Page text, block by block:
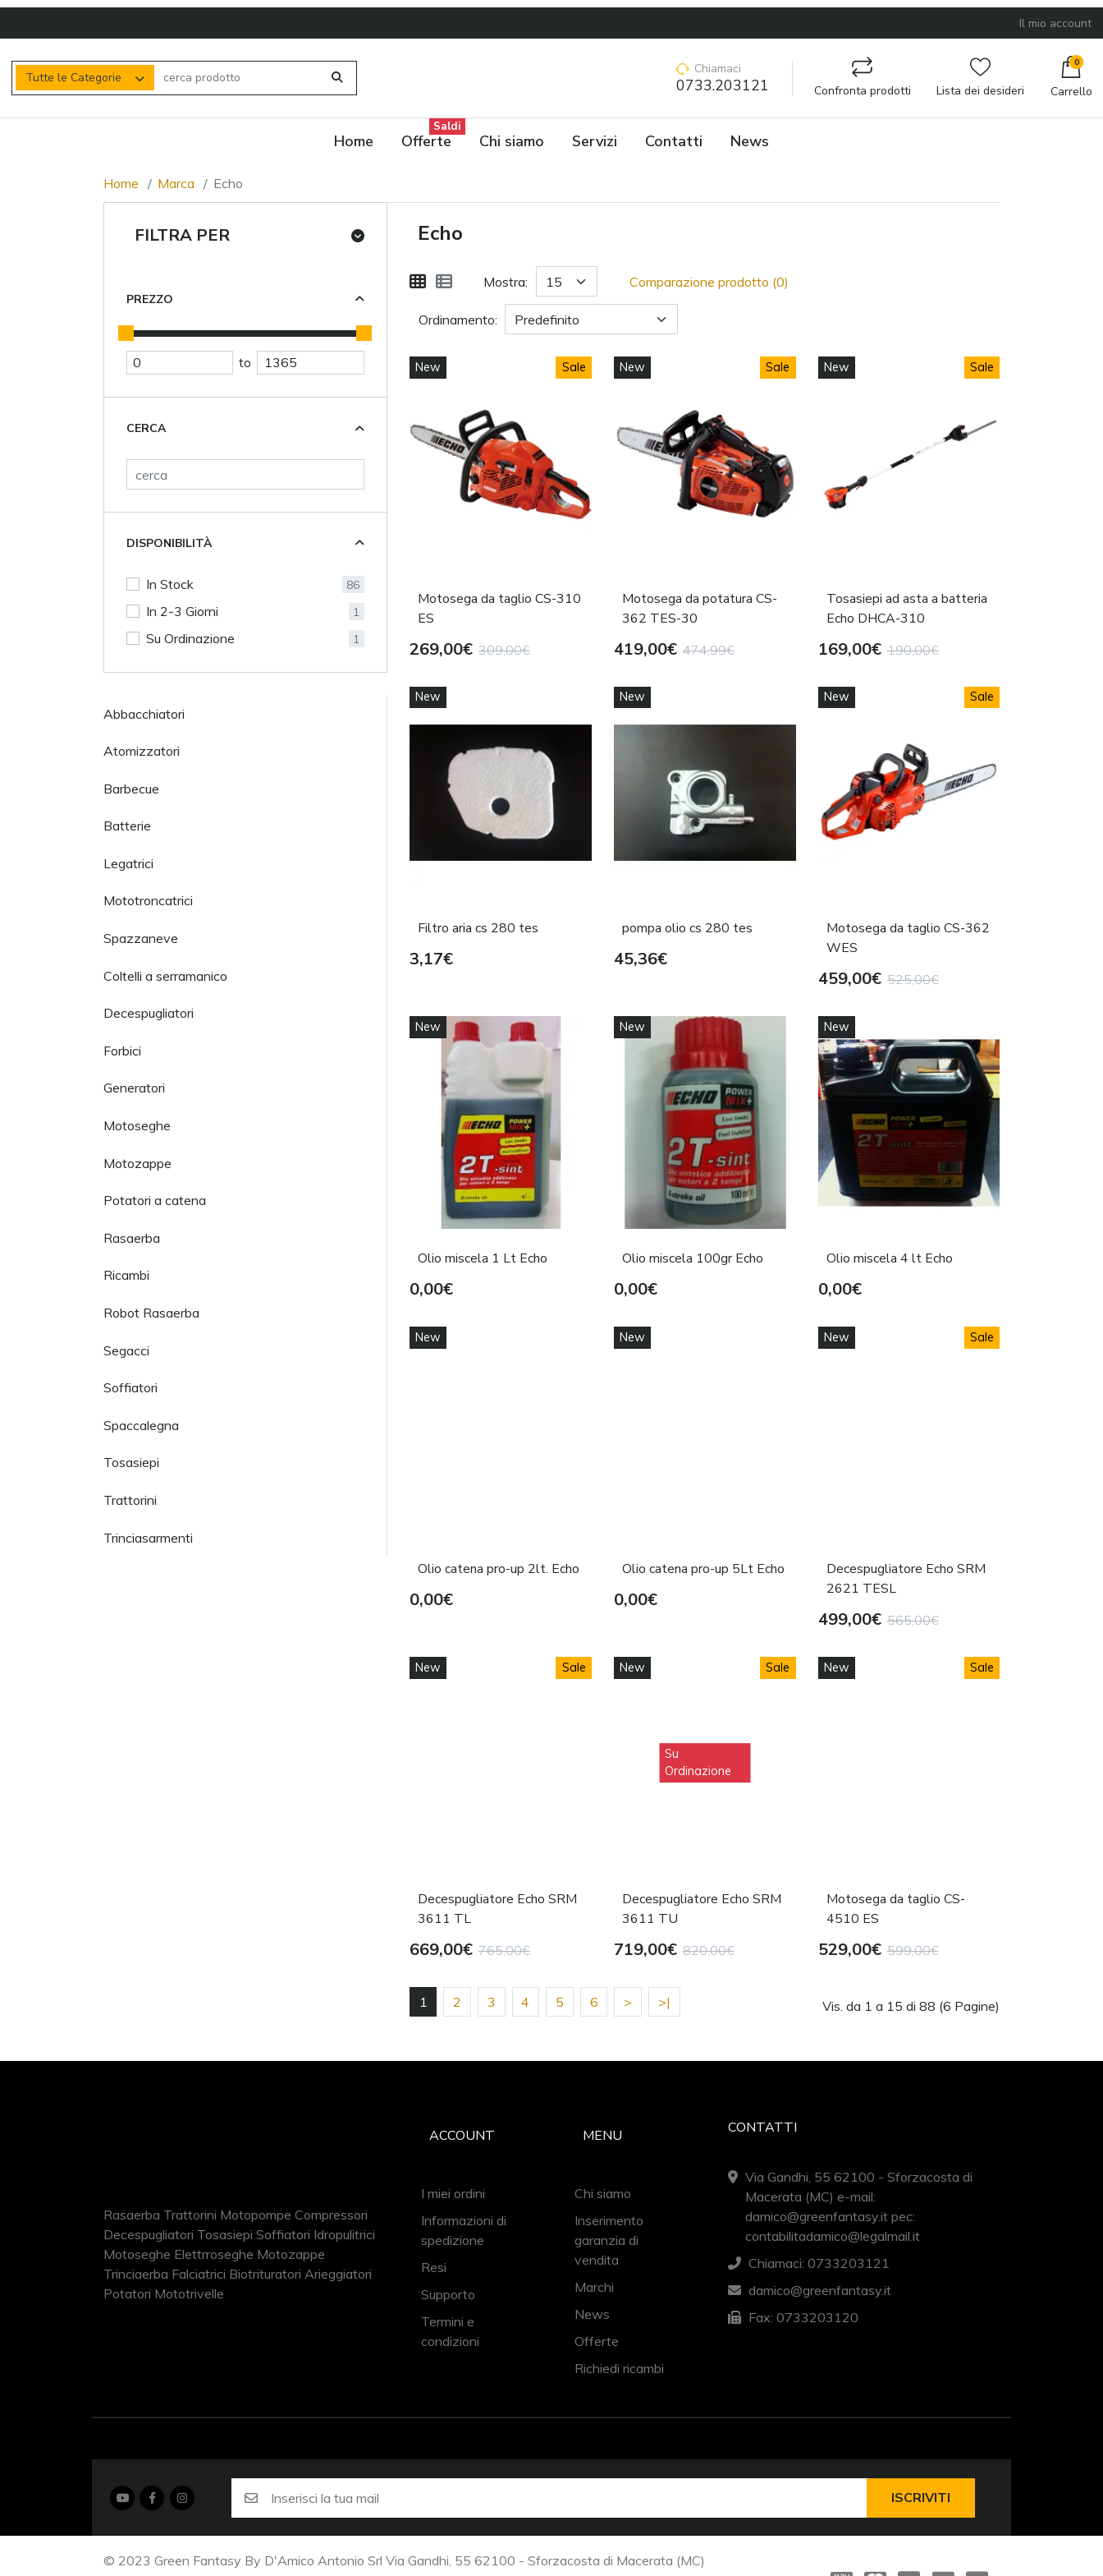
Il mio account
Tutte le Categorie
Chiamaci
0733.203121 Confronta prodotti Lista dei desideri
0
Carrello
Home Offerte
Saldi
Chi siamo Servizi Contatti News
Home Marca Echo
Echo
Comparazione prodotto (0)
Mostra:
Ordinamento:
Sale
New
Motosega da taglio CS-310
ES
269,00€ 309,00€
Sale
New
Motosega da potatura CS-
362 TES-30
419,00€ 474,99€
Sale
New
Tosasiepi ad asta a batteria
Echo DHCA-310
169,00€ 190,00€
New
Filtro aria cs 280 tes
3,17€
New
pompa olio cs 280 tes
45,36€
Sale
New
Motosega da taglio CS-362
WES
459,00€ 525,00€
New
Olio miscela 1 Lt Echo
0,00€
New
Olio miscela 100gr Echo
0,00€
New
Olio miscela 4 lt Echo
0,00€
New
Olio catena pro-up 2lt. Echo
0,00€
New
Olio catena pro-up 5Lt Echo
0,00€
Sale
New
Decespugliatore Echo SRM
2621 TESL
499,00€ 565,00€
Sale
New
Decespugliatore Echo SRM
3611 TL
669,00€ 765,00€
Sale
New
Su
Ordinazione
Decespugliatore Echo SRM
3611 TU
719,00€ 820,00€
Sale
New
Motosega da taglio CS-
4510 ES
529,00€ 599,00€
1 2 3 4 5 6 > >| Vis. da 1 a 15 di 88 (6 Pagine)
FILTRA PER
PREZZO
to
CERCA
DISPONIBILITÀ
In Stock 86
In 2-3 Giorni 1
Su Ordinazione 1
Abbacchiatori
Atomizzatori
Barbecue
Batterie
Legatrici
Mototroncatrici
Spazzaneve
Coltelli a serramanico
Decespugliatori
Forbici
Generatori
Motoseghe
Motozappe
Potatori a catena
Rasaerba
Ricambi
Robot Rasaerba
Segacci
Soffiatori
Spaccalegna
Tosasiepi
Trattorini
Trinciasarmenti
Rasaerba Trattorini Motopompe Compressori
Decespugliatori Tosasiepi Soffiatori Idropulitrici
Motoseghe Elettrroseghe Motozappe
Trinciaerba Falciatrici Biotrituratori Arieggiatori
Potatori Mototrivelle
ACCOUNT
I miei ordini
Informazioni di
spedizione
Resi
Supporto
Termini e
condizioni
MENU
Chi siamo
Inserimento
garanzia di
vendita
Marchi
News
Offerte
Richiedi ricambi
CONTATTI
Via Gandhi, 55 62100 - Sforzacosta di
Macerata (MC) e-mail:
damico@greenfantasy.it pec:
contabilitadamico@legalmail.it
Chiamaci: 0733203121
damico@greenfantasy.it
Fax: 0733203120
ISCRIVITI
© 2023 Green Fantasy By D'Amico Antonio Srl Via Gandhi, 55 62100 - Sforzacosta di Macerata (MC)